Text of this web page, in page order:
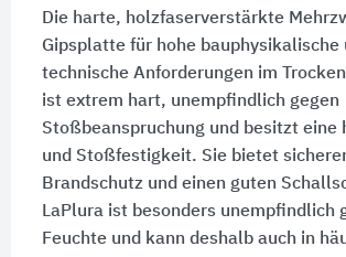
Die harte, holzfaserverstärkte
Gipsplatte für hohe bauphysikalische
technische Anforderungen im
ist extrem hart, unempfindlich gegen
Stoßbeanspruchung und besitzt eine
und Stoßfestigkeit. Sie bietet
Brandschutz und einen guten
LaPlura ist besonders unempfindlich
Feuchte und kann deshalb auch in